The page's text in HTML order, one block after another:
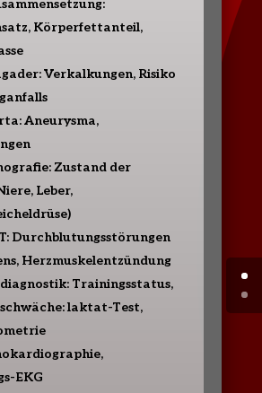
Körperfettanteil,
Verkalkungen, Risiko
Aneurysma,
Zustand der
Leber,
Durchblutungsstörungen
Herzmuskelentzündung
Trainingsstatus,
laktat-Test,
EKG